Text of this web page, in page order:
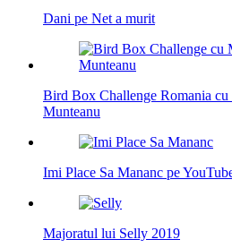
Dani pe Net a murit
Bird Box Challenge Romania
Munteanu
Imi Place Sa Mananc pe
Majoratul lui Selly 2019